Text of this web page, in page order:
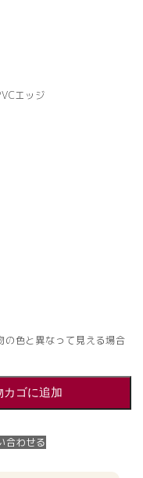
エッジ
の色と異なって見える場合
カゴに追加
合わせる